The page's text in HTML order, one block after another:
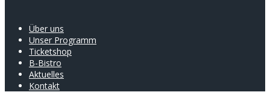
Über uns
Unser Programm
Ticketshop
B-Bistro
Aktuelles
Kontakt